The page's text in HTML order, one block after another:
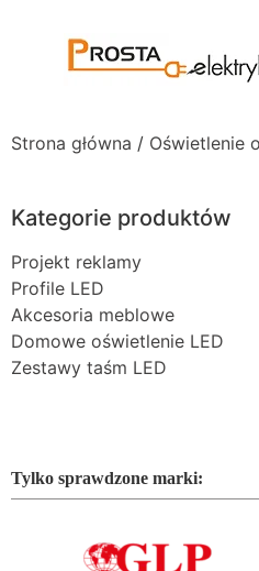
Strona główna / Oświetlenie
Kategorie produktów
Projekt reklamy
Profile LED
Akcesoria meblowe
Domowe oświetlenie LED
Zestawy taśm LED
Tylko sprawdzone marki: